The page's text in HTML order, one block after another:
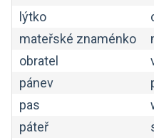
lýtko
mateřské znaménko
obratel
pánev
pas
páteř